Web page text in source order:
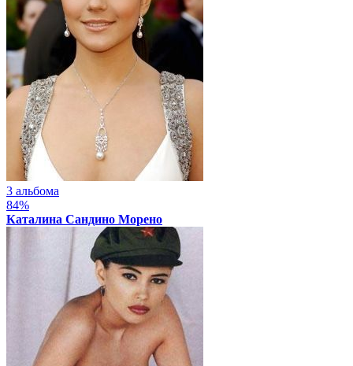
3 альбома
84%
Каталина Сандино Морено